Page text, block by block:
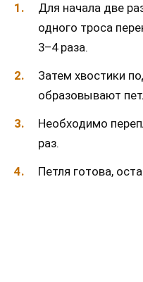
Для начала две
одного троса
3–4 раза.
Затем хвостики
образовывают
Необходимо
раз.
Петля готова,